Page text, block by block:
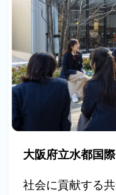
大阪府立水都国
社会に貢献する